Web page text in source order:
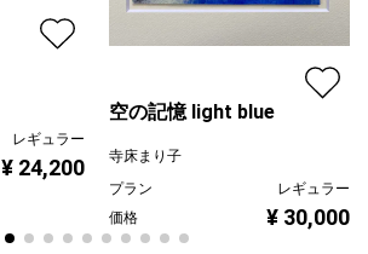
レギュラー
¥ 24,200
空の記憶 light blue
寺床まり子
プラン
レギュラー
価格
¥ 30,000